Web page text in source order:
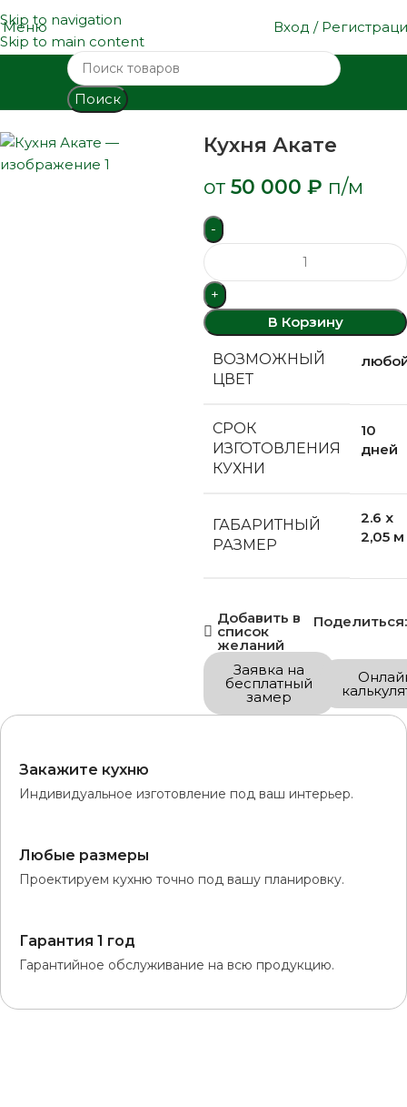
Skip to navigation
Skip to main content
Меню Вход /
Поиск
Каталог кухонь
Кухня Акате
от 50 000 ₽ п/м
В Корзину
ВОЗМОЖНЫЙ
ЦВЕТ
СРОК
ИЗГОТОВЛЕНИЯ
КУХНИ
10
дней
ГАБАРИТНЫЙ
РАЗМЕР
2.6 x
2,05 м
Добавить в
список
желаний
Поделиться:
Заявка на
бесплатный
замер
Закажите кухню
Индивидуальное изготовление под ваш интерьер.
Любые размеры
Проектируем кухню точно под вашу планировку.
Гарантия 1 год
Гарантийное обслуживание на всю продукцию.